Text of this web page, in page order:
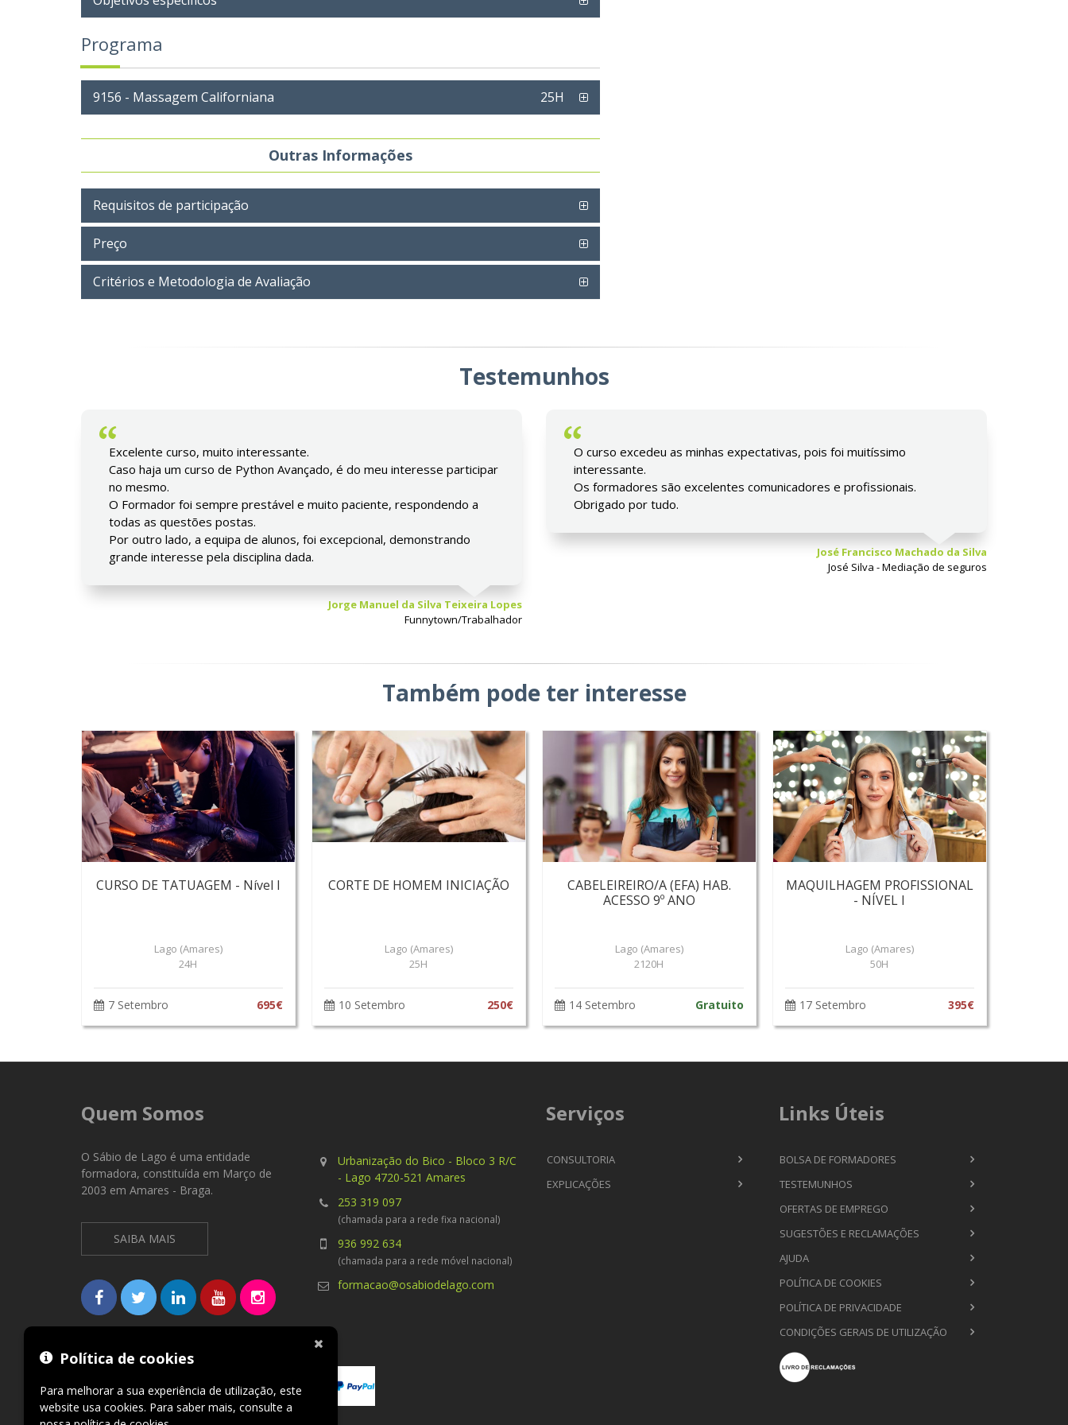
Programa
9156 - Massagem Californiana 25H
Outras Informações
Requisitos de participação
Preço
Critérios e Metodologia de Avaliação
Testemunhos
Excelente curso, muito interessante.
Caso haja um curso de Python Avançado, é do meu interesse participar
no mesmo.
O Formador foi sempre prestável e muito paciente, respondendo a
todas as questões postas.
Por outro lado, a equipa de alunos, foi excepcional, demonstrando
grande interesse pela disciplina dada.
Jorge Manuel da Silva Teixeira Lopes
Funnytown/Trabalhador
O curso excedeu as minhas expectativas, pois foi muitíssimo
interessante.
Os formadores são excelentes comunicadores e profissionais.
Obrigado por tudo.
José Francisco Machado da Silva
José Silva - Mediação de seguros
Também pode ter interesse
CURSO DE TATUAGEM - Nível I
Lago (Amares)
24H
7 Setembro 695€
CORTE DE HOMEM INICIAÇÃO
Lago (Amares)
25H
10 Setembro 250€
CABELEIREIRO/A (EFA) HAB.
ACESSO 9º ANO
Lago (Amares)
2120H
14 Setembro Gratuito
MAQUILHAGEM PROFISSIONAL
- NÍVEL I
Lago (Amares)
50H
17 Setembro 395€
Quem Somos
O Sábio de Lago é uma entidade
formadora, constituída em Março de
2003 em Amares - Braga.
SAIBA MAIS
Urbanização do Bico - Bloco 3 R/C
- Lago 4720-521 Amares
253 319 097
(chamada para a rede fixa nacional)
936 992 634
(chamada para a rede móvel nacional)
formacao@osabiodelago.com
Métodos de pagamento aceites
Serviços
CONSULTORIA
EXPLICAÇÕES
Links Úteis
BOLSA DE FORMADORES
TESTEMUNHOS
OFERTAS DE EMPREGO
SUGESTÕES E RECLAMAÇÕES
AJUDA
POLÍTICA DE COOKIES
POLÍTICA DE PRIVACIDADE
CONDIÇÕES GERAIS DE UTILIZAÇÃO
Política de cookies
Para melhorar a sua experiência de utilização, este
website usa cookies. Para saber mais, consulte a